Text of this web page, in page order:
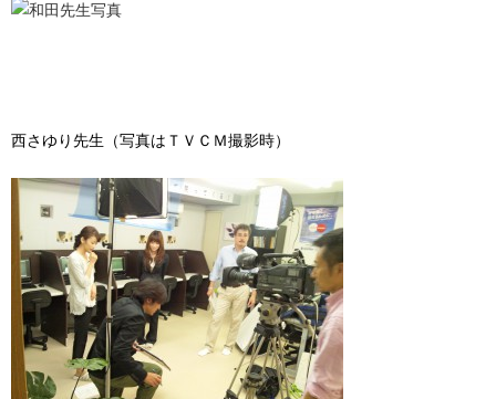
西さゆり先生（写真はＴＶＣＭ撮影時）